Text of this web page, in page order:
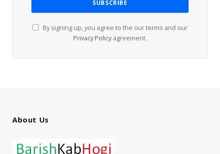
By signing up, you agree to the our terms and our
Privacy Policy agreement.
About Us